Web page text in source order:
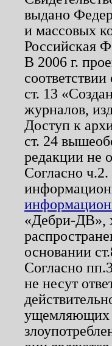
выдано
и массовых
Российская
В 2006 г.
соответствии
ст. 13
журналов,
Доступ к
ст. 24
редакции не
Согласно
«Дебри-ДВ»,
основании
Согласно
не несут
ущемляющих